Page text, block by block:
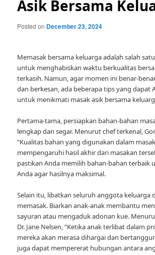
Asik Bersama
Posted on December 23, 2024
Memasak bersama keluarga adalah salah
untuk menghabiskan waktu berkualitas
terkasih. Namun, agar momen ini benar-
dan berkesan, ada beberapa tips yang dapat
untuk menikmati masak asik bersama
Pertama-tama, persiapkan bahan-bahan
lengkap dan segar. Menurut chef terkenal,
“Kualitas bahan yang digunakan dalam
mempengaruhi hasil akhir dari masakan
pastikan Anda memilih bahan-bahan terbaik
Anda agar hasilnya maksimal.
Selain itu, libatkan seluruh anggota keluarga
memasak. Biarkan anak-anak membantu
sayuran atau mengaduk adonan kue.
Dr. Jane Nelsen, “Ketika anak terlibat dalam
mereka akan merasa dihargai dan
juga dapat mempererat hubungan antara